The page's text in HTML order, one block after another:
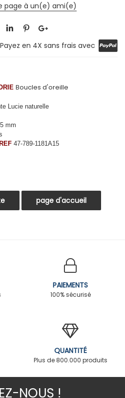
page à un(e) ami(e)
Payez en 4X sans frais avec
Boucles d'oreille
Lucie naturelle
mm
REF47-789-1181A15
PAIEMENTS
100% sécurisé
QUANTITÉ
Plus de 800.000 produits
NOUS !